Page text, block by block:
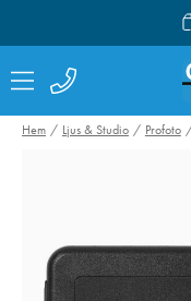
Hem Ljus & Studio Profoto